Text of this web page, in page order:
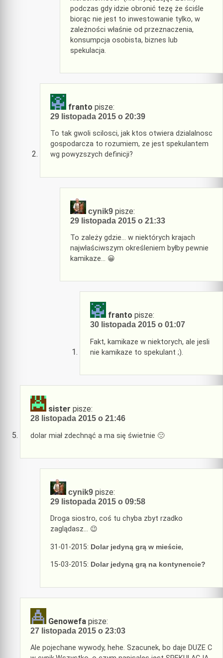
podczas gdy idzie obronić tezę że ściśle
biorąc nie jest to inwestowanie tylko, w
zależności właśnie od przeznaczenia,
konsumpcja osobista, biznes lub
spekulacja.
franto pisze:
29 listopada 2015 o 20:39
To tak gwoli scilosci, jak ktos otwiera dzialalnosc
gospodarcza to rozumiem, ze jest spekulantem
wg powyzszych definicji?
cynik9 pisze:
29 listopada 2015 o 21:33
To zależy gdzie… w niektórych krajach
najwłaściwszym określeniem byłby pewnie
kamikaze… 😀
franto pisze:
30 listopada 2015 o 01:07
Fakt, kamikaze w niektorych, ale jesli
nie kamikaze to spekulant ;).
sister pisze:
28 listopada 2015 o 21:46
dolar miał zdechnąć a ma się świetnie 🙁
cynik9 pisze:
29 listopada 2015 o 09:58
Droga siostro, coś tu chyba zbyt rzadko
zaglądasz… 😉
31-01-2015: Dolar jedyną grą w mieście,
15-03-2015: Dolar jedyną grą na kontynencie?
Genowefa pisze:
27 listopada 2015 o 23:03
Ale pojechane wywody, hehe. Szacunek, bo daje DUZE C